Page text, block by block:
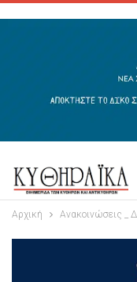
Αρχική Ανακοινώσεις _